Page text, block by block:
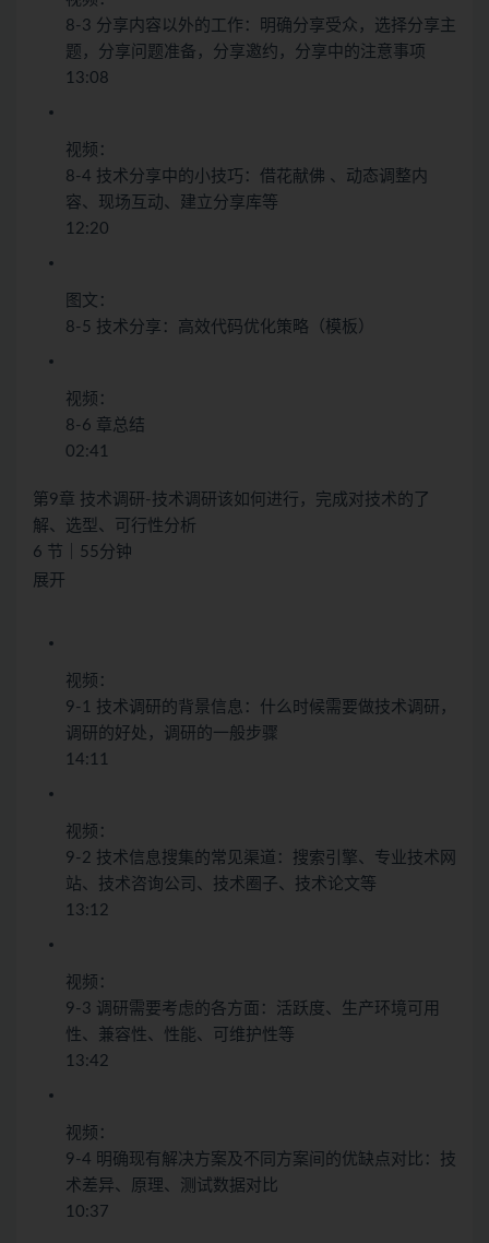
8-3 分享内容以外的工作：明确分享受众，选择分享主
题，分享问题准备，分享邀约，分享中的注意事项
13:08
视频：
8-4 技术分享中的小技巧：借花献佛 、动态调整内
容、现场互动、建立分享库等
12:20
图文：
8-5 技术分享：高效代码优化策略（模板）
视频：
8-6 章总结
02:41
第9章 技术调研-技术调研该如何进行，完成对技术的了
解、选型、可行性分析
6 节｜55分钟
展开
视频：
9-1 技术调研的背景信息：什么时候需要做技术调研，
调研的好处，调研的一般步骤
14:11
视频：
9-2 技术信息搜集的常见渠道：搜索引擎、专业技术网
站、技术咨询公司、技术圈子、技术论文等
13:12
视频：
9-3 调研需要考虑的各方面：活跃度、生产环境可用
性、兼容性、性能、可维护性等
13:42
视频：
9-4 明确现有解决方案及不同方案间的优缺点对比：技
术差异、原理、测试数据对比
10:37